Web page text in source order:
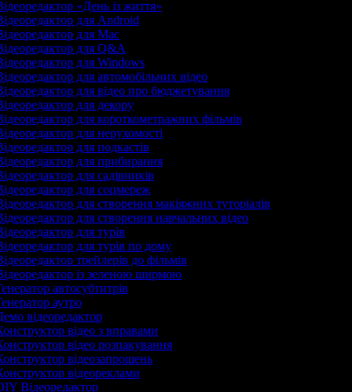
«День із життя»
для Android
для Mac
для Q&A
для Windows
для автомобільних відео
для відео про бюджетування
для декору
для короткометражних фільмів
для нерухомості
для подкастів
для прибирання
для садівників
для соцмереж
для створення макіяжних туторіалів
для створення навчальних відео
для турів
для турів по дому
трейлерів до фільмів
із зеленою ширмою
автосубтитрів
аутро
відеоредактор
відео з вправами
відео розпакування
відеозапрошень
відеореклами
Відеоредактор